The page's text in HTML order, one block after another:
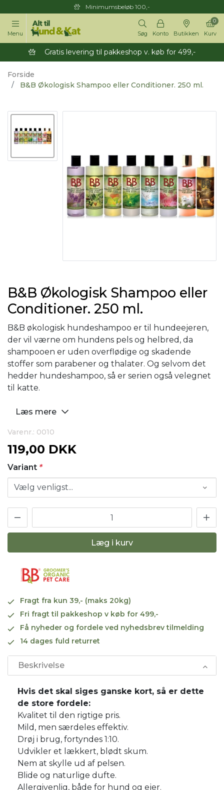
Minimumsbeløb 100,-
Menu Søg Konto Butikken Kurv
0
Gratis levering til pakkeshop v. køb for 499,-
Forside
B&B Økologisk Shampoo eller Conditioner. 250 ml.
B&B Økologisk Shampoo eller
Conditioner. 250 ml.
B&B økologisk hundeshampoo er til hundeejeren,
der vil værne om hundens pels og helbred, da
shampooen er uden overflødige og skadende
stoffer som parabener og thalater. Og selvom det
hedder hundeshampoo, så er serien også velegnet
til katte.
Læs mere
Varenr.: 0010
119,00 DKK
Variant *
Læg i kurv
Fragt fra kun 39,- (maks 20kg)
Fri fragt til pakkeshop v køb for 499,-
Få nyheder og fordele ved nyhedsbrev tilmelding
14 dages fuld returret
Beskrivelse
Hvis det skal siges ganske kort, så er dette
de store fordele:
Kvalitet til den rigtige pris.
Mild, men særdeles effektiv.
Drøj i brug, fortyndes 1:10.
Udvikler et lækkert, blødt skum.
Nem at skylle ud af pelsen.
Blide og naturlige dufte.
Allergivenlig, både for hund og ejer.